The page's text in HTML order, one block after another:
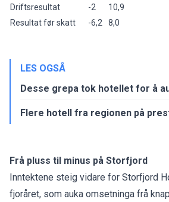
Driftsresultat
-2
10,9
Resultat før skatt
-6,2 8,0
LES OGSÅ
Desse grepa tok hotellet for å
Flere hotell fra regionen på
Frå pluss til minus på Storfjord
Inntektene steig vidare for Storfjord
fjoråret, som auka omsetninga frå